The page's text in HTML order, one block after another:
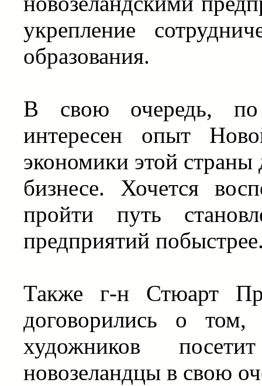
укрепление
образования.
В свою очередь, по
интересен опыт
экономики этой
бизнесе. Хочется
пройти путь
предприятий
Также г-н Стюарт
договорились о том,
художников
новозеландцы в свою